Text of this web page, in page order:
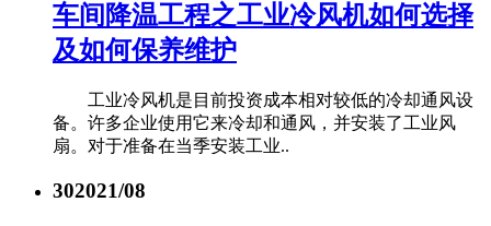
车间降温工程之工业冷风机如何选择
及如何保养维护
工业冷风机是目前投资成本相对较低的冷却通风设
备。许多企业使用它来冷却和通风，并安装了工业风
扇。对于准备在当季安装工业..
302021/08